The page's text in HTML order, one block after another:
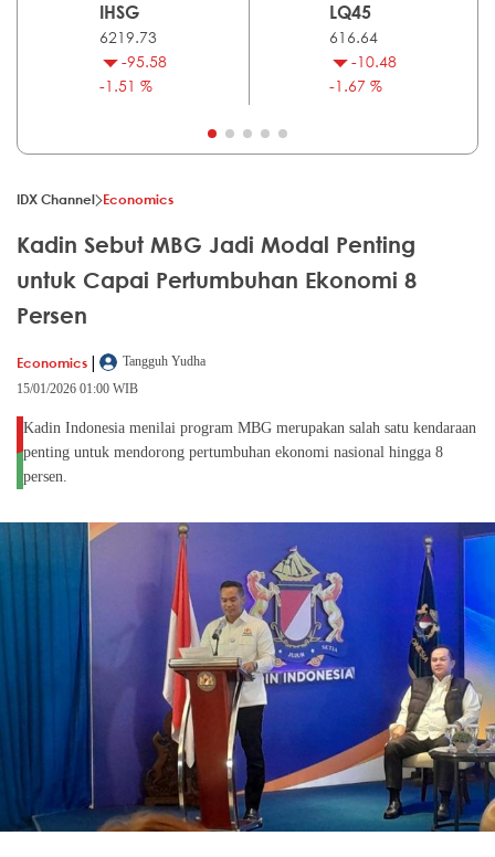
IHSG
6219.73
-95.58
-1.51 %
LQ45
616.64
-10.48
-1.67 %
IDX Channel Economics
Kadin Sebut MBG Jadi Modal Penting
untuk Capai Pertumbuhan Ekonomi 8
Persen
Economics |
Tangguh Yudha
15/01/2026 01:00 WIB
Kadin Indonesia menilai program MBG merupakan salah satu kendaraan
penting untuk mendorong pertumbuhan ekonomi nasional hingga 8
persen.